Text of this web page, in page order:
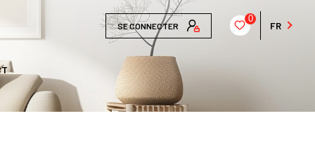
SE CONNECTER
0
FR